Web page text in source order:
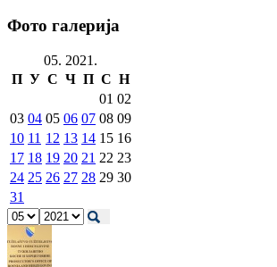
Фото галерија
05. 2021.
П У С Ч П С Н
01 02
03 04 05 06 07 08 09
10 11 12 13 14 15 16
17 18 19 20 21 22 23
24 25 26 27 28 29 30
31